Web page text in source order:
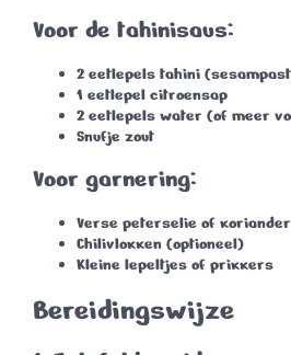
Voor de tahinisaus:
2 eetlepels tahini
1 eetlepel citroensap
2 eetlepels water (of meer
Snufje zout
Voor garnering:
Verse peterselie of koriander
Chilivlokken (optioneel)
Kleine lepeltjes of prikkers
Bereidingswijze